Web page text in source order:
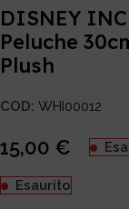
DISNEY
Peluche
Plush
COD: WHI00012
15,00 €
Esaurito